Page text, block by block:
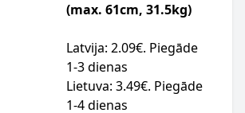
(max. 61cm, 31.5kg)
Latvija: 2.09€. Piegāde
1-3 dienas
Lietuva: 3.49€. Piegāde
1-4 dienas